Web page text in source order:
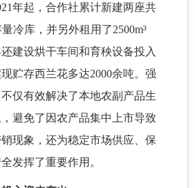
年起，合作社累计新建两座共
量冷库，并另外租用了2500m³
建设烘干车间和育秧设备投入
贮存西兰花多达2000余吨。强
仅有效解决了本地农副产品生
避免了因农产品集中上市导致
现象，还为稳定市场供应、保
发挥了重要作用。